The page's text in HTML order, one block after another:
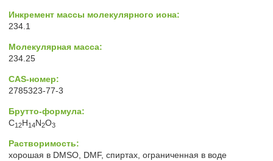
Инкремент массы молекулярного иона:
234.1
Молекулярная масса:
234.25
CAS-номер:
2785323-77-3
Брутто-формула:
C12H14N2O3
Растворимость:
хорошая в DMSO, DMF, спиртах, ограниченная в воде